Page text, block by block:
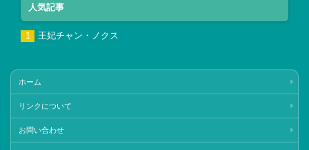
人気記事
王妃チャン・ノクス
ホーム
リンクについて
お問い合わせ